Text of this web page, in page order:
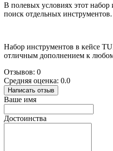
В полевых условиях этот
поиск отдельных
Набор инструментов в кейсе
отличным дополнением к
Отзывов: 0
Средняя оценка: 0.0
Написать отзыв
Ваше имя
Достоинства